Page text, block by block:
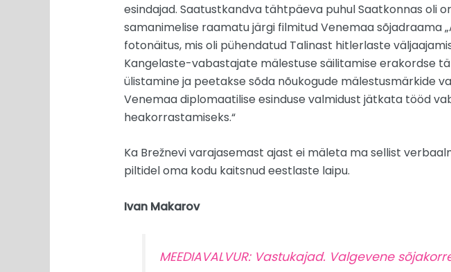
esindajad. Saatustkandva tähtpäeva puhul Saatkonnas oli
samanimelise raamatu järgi filmitud Venemaa sõjadraama
fotonäitus, mis oli pühendatud Talinast hitlerlaste
Kangelaste-vabastajate mälestuse säilitamise erakordse
ülistamine ja peetakse sõda nõukogude mälestusmärkide
Venemaa diplomaatilise esinduse valmidust jätkata tööd
heakorrastamiseks.“
Ka Brežnevi varajasemast ajast ei mäleta ma sellist
piltidel oma kodu kaitsnud eestlaste laipu.
Ivan Makarov
MEEDIAVALVUR: Vastukajad. Valgevene